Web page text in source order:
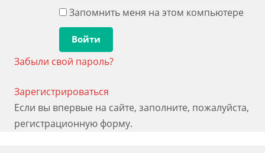
Запомнить меня на этом компьютере
Забыли свой пароль?
Зарегистрироваться
Если вы впервые на сайте, заполните, пожалуйста,
регистрационную форму.